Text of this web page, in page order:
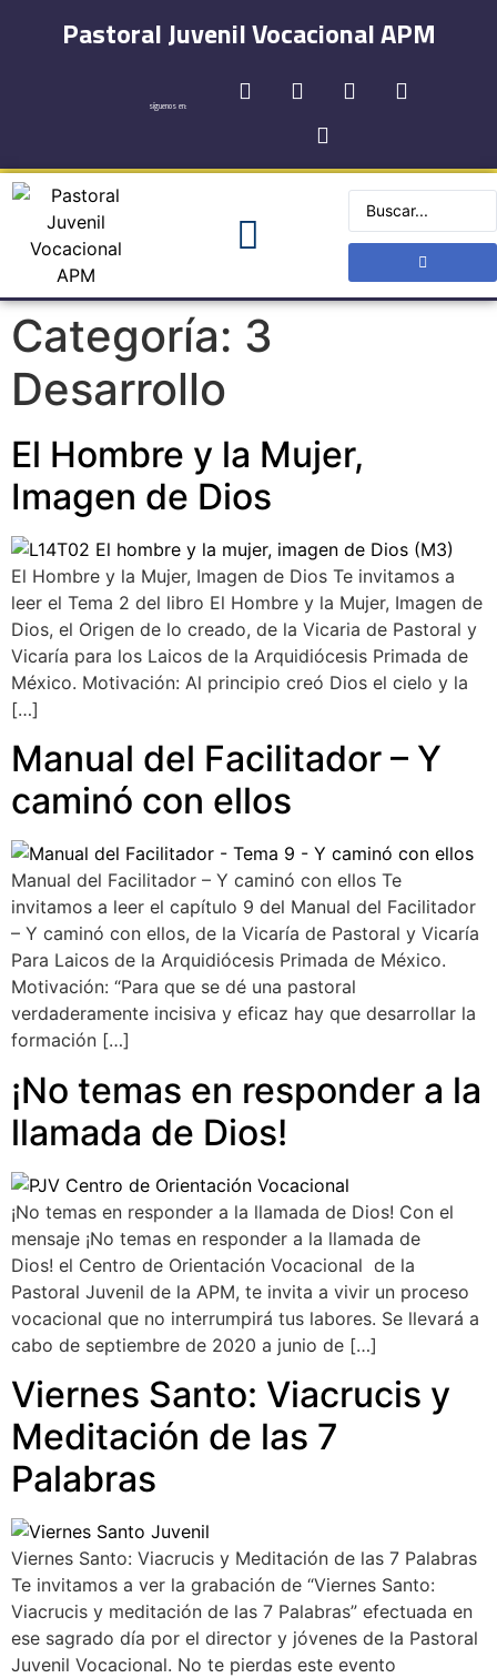
Pastoral Juvenil Vocacional APM
síguenos en:
Categoría: 3
Desarrollo
El Hombre y la Mujer,
Imagen de Dios
El Hombre y la Mujer, Imagen de Dios Te invitamos a
leer el Tema 2 del libro El Hombre y la Mujer, Imagen de
Dios, el Origen de lo creado, de la Vicaria de Pastoral y
Vicaría para los Laicos de la Arquidiócesis Primada de
México. Motivación: Al principio creó Dios el cielo y la
[…]
Manual del Facilitador – Y
caminó con ellos
Manual del Facilitador – Y caminó con ellos Te
invitamos a leer el capítulo 9 del Manual del Facilitador
– Y caminó con ellos, de la Vicaría de Pastoral y Vicaría
Para Laicos de la Arquidiócesis Primada de México.
Motivación: “Para que se dé una pastoral
verdaderamente incisiva y eficaz hay que desarrollar la
formación […]
¡No temas en responder a la
llamada de Dios!
¡No temas en responder a la llamada de Dios! Con el
mensaje ¡No temas en responder a la llamada de
Dios! el Centro de Orientación Vocacional de la
Pastoral Juvenil de la APM, te invita a vivir un proceso
vocacional que no interrumpirá tus labores. Se llevará a
cabo de septiembre de 2020 a junio de […]
Viernes Santo: Viacrucis y
Meditación de las 7
Palabras
Viernes Santo: Viacrucis y Meditación de las 7 Palabras
Te invitamos a ver la grabación de “Viernes Santo:
Viacrucis y meditación de las 7 Palabras” efectuada en
ese sagrado día por el director y jóvenes de la Pastoral
Juvenil Vocacional. No te pierdas este evento